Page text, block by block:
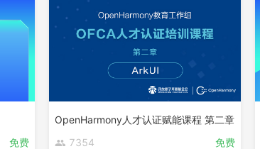
免费
OpenHarmony人才认证赋能课程 第二章
7354
免费